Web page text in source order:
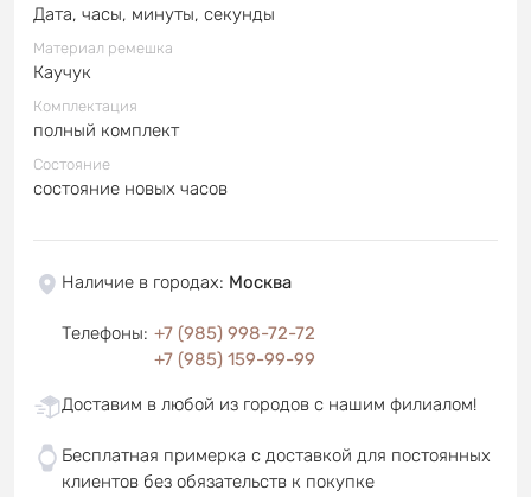
Дата, часы, минуты, секунды
Материал ремешка
Каучук
Комплектация
полный комплект
Состояние
состояние новых часов
Наличие в городах: Москва
Телефоны: +7 (985) 998-72-72
+7 (985) 159-99-99
Доставим в любой из городов с нашим филиалом!
Бесплатная примерка с доставкой для постоянных
клиентов без обязательств к покупке